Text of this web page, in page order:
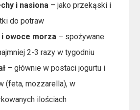
i nasiona – jako przekąski i
do potraw
i owoce morza – spożywane
2-3 razy w tygodniu
– głównie w postaci jogurtu i
(feta, mozzarella), w
ilościach